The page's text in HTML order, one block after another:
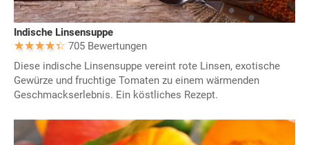
Indische Linsensuppe
705 Bewertungen
Diese indische Linsensuppe vereint rote Linsen, exotische
Gewürze und fruchtige Tomaten zu einem wärmenden
Geschmackserlebnis. Ein köstliches Rezept.